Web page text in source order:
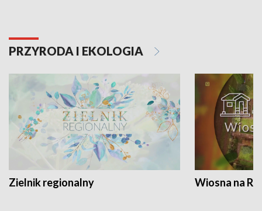
PRZYRODA I EKOLOGIA
Zielnik regionalny Wiosna na